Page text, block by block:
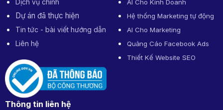
Dự án đã thực hiện
Tin tức - bài viết hướng dẫn
Liên hệ
AI Cho Kinh Doanh
Hệ thống Marketing tự động
AI Cho Marketing
Quảng Cáo Facebook Ads
Thiết Kế Website SEO
Thông tin liên hệ